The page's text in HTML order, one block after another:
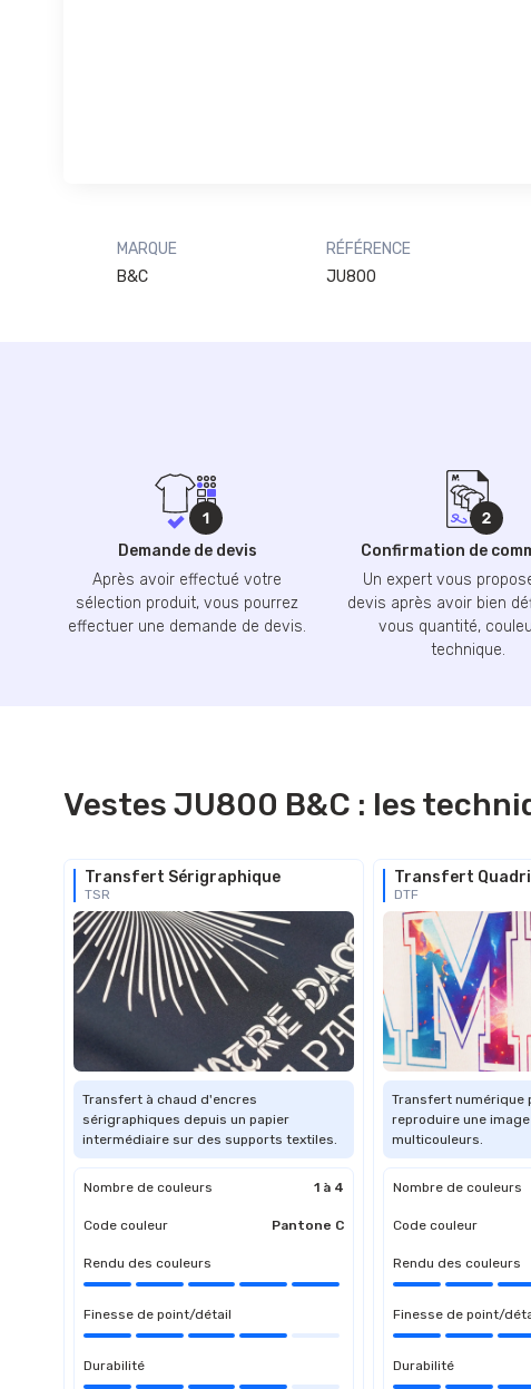
MARQUE
B&C
RÉFÉRENCE
JU800
Demande de devis
Après avoir effectué votre
sélection produit, vous pourrez
effectuer une demande de devis.
Confirmation de
Un expert vous
devis après avoir bien
vous quantité,
technique.
Vestes JU800 B&C : les
Transfert Sérigraphique
TSR
Transfert à chaud d'encres
sérigraphiques depuis un papier
intermédiaire sur des supports textiles.
Nombre de couleurs 1 à 4
Code couleur Pantone C
Rendu des couleurs
Finesse de point/détail
Durabilité
Transfert
DTF
Transfert numérique
reproduire une
multicouleurs.
Nombre de couleurs
Code couleur
Rendu des couleurs
Finesse de point/
Durabilité